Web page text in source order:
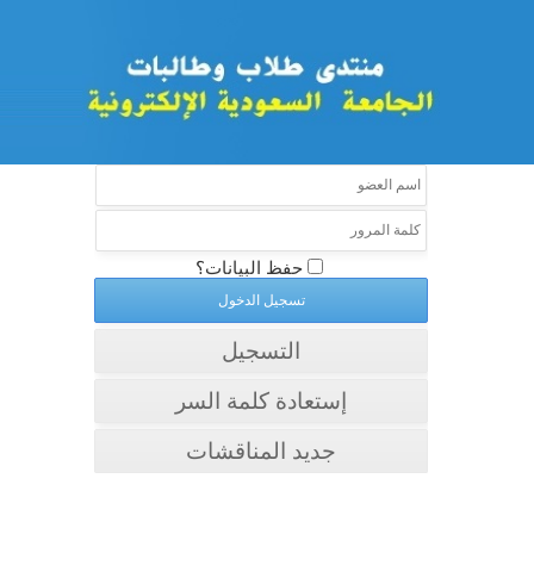
حفظ البيانات؟
التسجيل
إستعادة كلمة السر
جديد المناقشات